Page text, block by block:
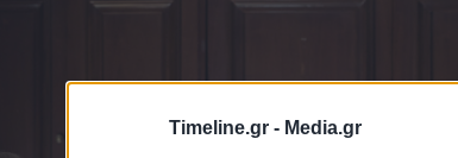
Timeline.gr - Media.gr